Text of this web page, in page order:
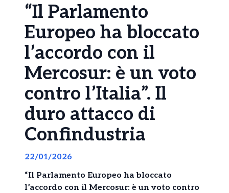
“Il Parlamento
Europeo ha bloccato
l’accordo con il
Mercosur: è un voto
contro l’Italia”. Il
duro attacco di
Confindustria
22/01/2026
“Il Parlamento Europeo ha bloccato
l’accordo con il Mercosur: è un voto contro